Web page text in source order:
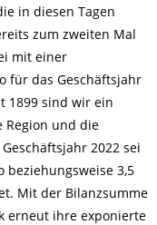
in diesen Tagen
zum zweiten Mal
mit einer
für das Geschäftsjahr
1899 sind wir ein
Region und die
2022 sei
beziehungsweise 3,5
Mit der Bilanzsumme
erneut ihre exponierte